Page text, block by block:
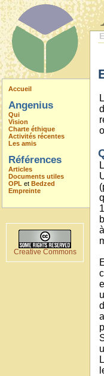
Accueil
Angenius
Qui
Vision
Charte éthique
Activités récentes
Les amis
Références
Articles
Documents utiles
OPL et Bedzed
Empreinte
Creative Commons